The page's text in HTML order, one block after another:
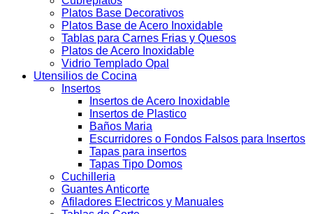
Platos Base Decorativos
Platos Base de Acero Inoxidable
Tablas para Carnes Frias y Quesos
Platos de Acero Inoxidable
Vidrio Templado Opal
Utensilios de Cocina
Insertos
Insertos de Acero Inoxidable
Insertos de Plastico
Baños Maria
Escurridores o Fondos Falsos para Insertos
Tapas para insertos
Tapas Tipo Domos
Cuchilleria
Guantes Anticorte
Afiladores Electricos y Manuales